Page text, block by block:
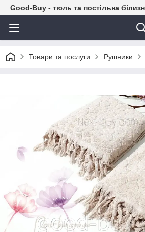
Good-Buy - тюль та постільна
Товари та послуги Рушники